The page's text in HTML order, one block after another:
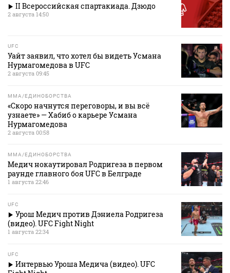
II Всероссийская спартакиада. Дзюдо
2 августа 14:50
UFC
Уайт заявил, что хотел бы видеть Усмана
Нурмагомедова в UFC
2 августа 09:45
MMA/ЕДИНОБОРСТВА
«Скоро начнутся переговоры, и вы всё
узнаете» — Хабиб о карьере Усмана
Нурмагомедова
2 августа 00:58
MMA/ЕДИНОБОРСТВА
Медич нокаутировал Родригеза в первом
раунде главного боя UFC в Белграде
1 августа 22:46
UFC
Урош Медич против Дэниела Родригеза
(видео). UFC Fight Night
1 августа 22:34
UFC
Интервью Уроша Медича (видео). UFC